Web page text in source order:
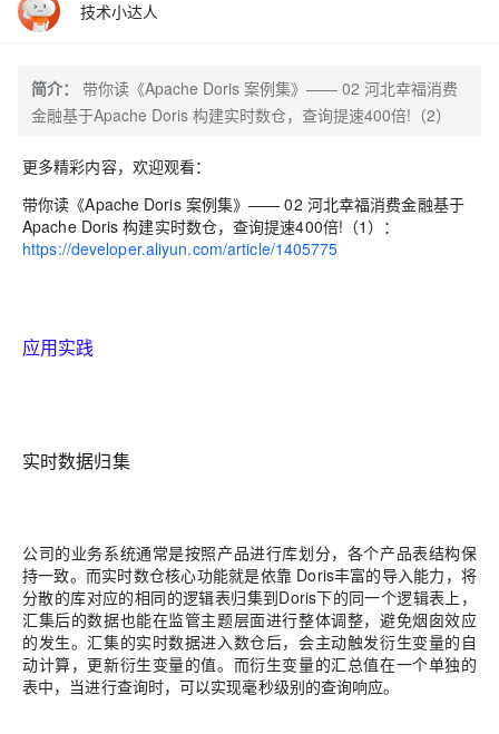
技术小达人
简介：
带你读《Apache Doris 案例集》—— 02 河北幸福消费
金融基于Apache Doris 构建实时数仓，查询提速400倍!（2）
更多精彩内容，欢迎观看：
带你读《Apache Doris 案例集》—— 02 河北幸福消费金融基于
Apache Doris 构建实时数仓，查询提速400倍!（1）：
https://developer.aliyun.com/article/1405775
应用实践
实时数据归集
公司的业务系统通常是按照产品进行库划分，各个产品表结构保
持一致。而实时数仓核心功能就是依靠 Doris丰富的导入能力，将
分散的库对应的相同的逻辑表归集到Doris下的同一个逻辑表 上，
汇集后的数据也能在监管主题层面进行整体调整，避免烟囱效应
的发生。汇集的实时数据进入数仓后，会主动触发衍生变量的自
动计算，更新衍生变量的值。而衍生变量的汇总值在一个单独的
表中，当进行查询时，可以实现毫秒级别的查询响应。